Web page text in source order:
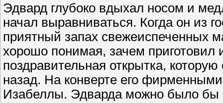
Эдвард глубоко вдыхал носом и
начал выравниваться. Когда он из
приятный запах свежеиспеченных
хорошо понимая, зачем приготовил
поздравительная открытка,
назад. На конверте его
Изабеллы. Эдварда можно было бы